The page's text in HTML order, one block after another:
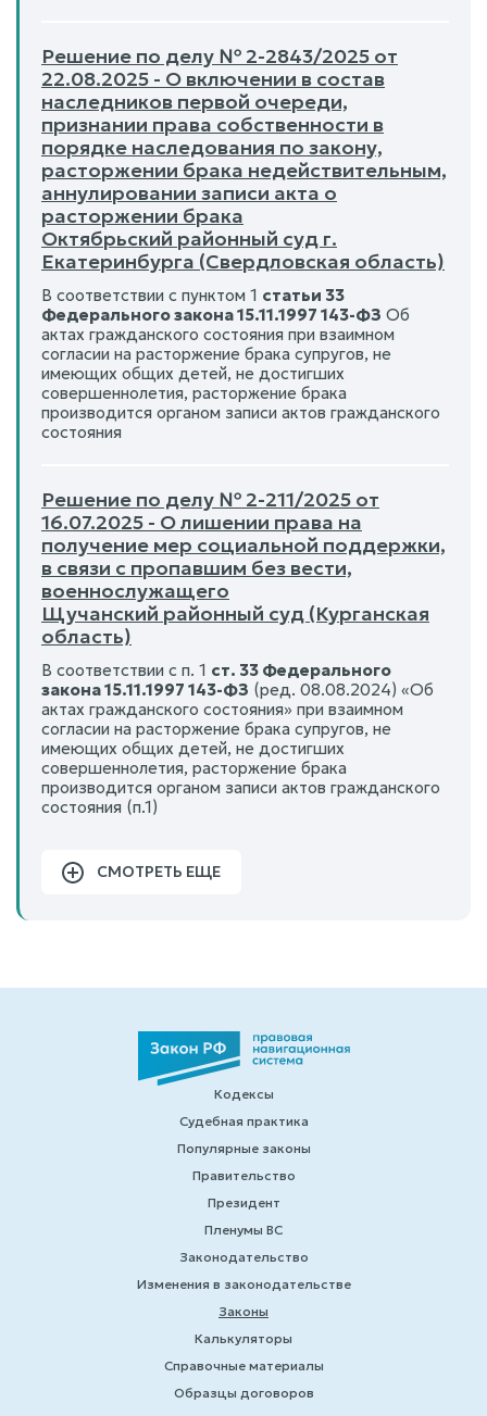
Решение по делу № 2-2843/2025 от
22.08.2025 - О включении в состав
наследников первой очереди,
признании права собственности в
порядке наследования по закону,
расторжении брака недействительным,
аннулировании записи акта о
расторжении брака
Октябрьский районный суд г.
Екатеринбурга (Свердловская область)
В соответствии с пунктом 1 статьи 33
Федерального закона 15.11.1997 143-ФЗ Об
актах гражданского состояния при взаимном
согласии на расторжение брака супругов, не
имеющих общих детей, не достигших
совершеннолетия, расторжение брака
производится органом записи актов гражданского
состояния
Решение по делу № 2-211/2025 от
16.07.2025 - О лишении права на
получение мер социальной поддержки,
в связи с пропавшим без вести,
военнослужащего
Щучанский районный суд (Курганская
область)
В соответствии с п. 1 ст. 33 Федерального
закона 15.11.1997 143-ФЗ (ред. 08.08.2024) «Об
актах гражданского состояния» при взаимном
согласии на расторжение брака супругов, не
имеющих общих детей, не достигших
совершеннолетия, расторжение брака
производится органом записи актов гражданского
состояния (п.1)
СМОТРЕТЬ ЕЩЕ
Кодексы
Судебная практика
Популярные законы
Правительство
Президент
Пленумы ВС
Законодательство
Изменения в законодательстве
Законы
Калькуляторы
Справочные материалы
Образцы договоров